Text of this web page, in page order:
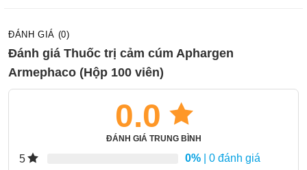
ĐÁNH GIÁ (0)
Đánh giá Thuốc trị cảm cúm Aphargen
Armephaco (Hộp 100 viên)
0.0
ĐÁNH GIÁ TRUNG BÌNH
5 0% | 0 đánh giá